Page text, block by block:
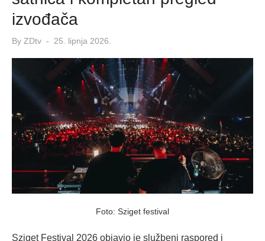
izvođača
By ZDtv
Posted
25. lipnja 2026.
Foto: Sziget festival
Sziget Festival 2026 objavio je službeni raspored i